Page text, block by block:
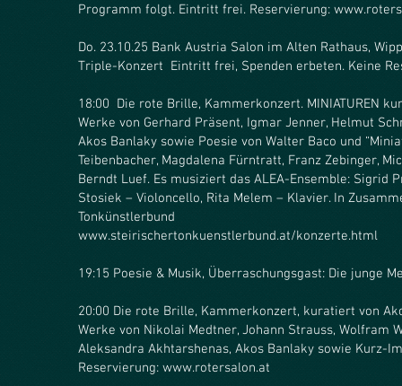
Programm folgt. Eintritt frei. Reservierung:
Do. 23.10.25 Bank Austria Salon im Alten Rathaus,
Triple-Konzert Eintritt frei, Spenden erbeten. Keine
18:00 Die rote Brille, Kammerkonzert. MINIATUREN
Werke von Gerhard Präsent, Igmar Jenner, Helmut
Akos Banlaky sowie Poesie von Walter Baco und
Teibenbacher, Magdalena Fürntratt, Franz Zebinger,
Berndt Luef. Es musiziert das ALEA-Ensemble: Sigrid
Stosiek – Violoncello, Rita Melem – Klavier. In
Tonkünstlerbund
www.steirischertonkuenstlerbund.at/konzerte.html
19:15 Poesie & Musik, Überraschungsgast: Die junge
20:00 Die rote Brille, Kammerkonzert, kuratiert von
Werke von Nikolai Medtner, Johann Strauss, Wolfram
Aleksandra Akhtarshenas, Akos Banlaky sowie Kurz-
Reservierung: www.rotersalon.at